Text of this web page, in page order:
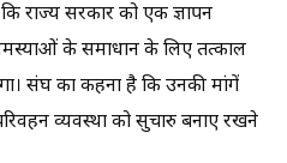
राज्य सरकार को एक ज्ञापन
के समाधान के लिए तत्काल
संघ का कहना है कि उनकी मांगें
व्यवस्था को सुचारु बनाए रखने